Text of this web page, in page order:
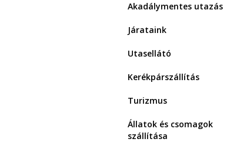
Akadálymentes utazás
Járataink
Utasellátó
Kerékpárszállítás
Turizmus
Állatok és csomagok
szállítása